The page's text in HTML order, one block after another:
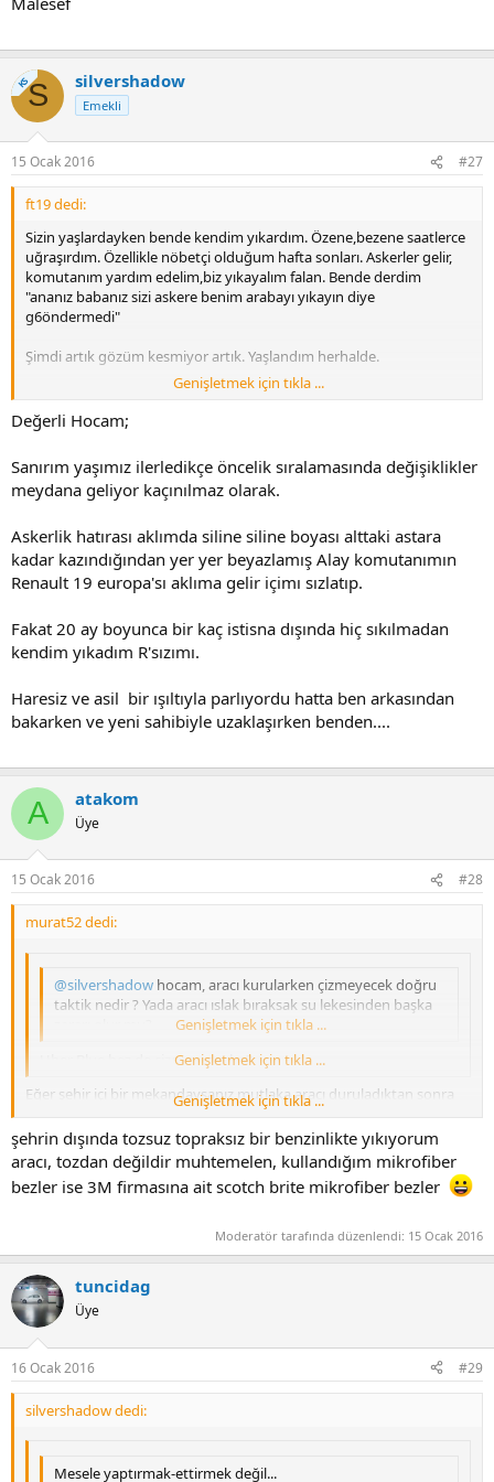
KSS silvershadow
Emekli
15 Ocak 2016 #27
ft19 dedi:
Sizin yaşlardayken bende kendim yıkardım. Özene,bezene saatlerce
uğraşırdım. Özellikle nöbetçi olduğum hafta sonları. Askerler gelir,
komutanım yardım edelim,biz yıkayalım falan. Bende derdim
"ananız babanız sizi askere benim arabayı yıkayın diye
g6öndermedi"
Şimdi artık gözüm kesmiyor artık. Yaşlandım herhalde.
Yinede içini kendim temizlerim,silerim. Dokundurtmam içine. Dışını
ise arada bir işin ehli yıkamacıya yıkatırım.
Genişletmek için tıkla ...
Değerli Hocam;
Sanırım yaşımız ilerledikçe öncelik sıralamasında değişiklikler
meydana geliyor kaçınılmaz olarak.
Askerlik hatırası aklımda siline siline boyası alttaki astara
kadar kazındığından yer yer beyazlamış Alay komutanımın
Renault 19 europa'sı aklıma gelir içimı sızlatıp.
Fakat 20 ay boyunca bir kaç istisna dışında hiç sıkılmadan
kendim yıkadım R'sızımı.
Haresiz ve asil bir ışıltıyla parlıyordu hatta ben arkasından
bakarken ve yeni sahibiyle uzaklaşırken benden....
A atakom
Üye
15 Ocak 2016 #28
murat52 dedi:
@silvershadow hocam, aracı kurularken çizmeyecek doğru
taktik nedir ? Yada aracı ıslak bıraksak su lekesinden başka
Genişletmek için tıkla ...
Uber Blue bez de çizer mi acaba?
Genişletmek için tıkla ...
Eğer şehir içi bir mekandaysanız mutlaka aracı duruladıktan sonra
üzerine toz inecektir, bunların vereceği zarar beze, uygulamaya göre
değişirmi diye Murat abi bizleri aydınlatacaktır.
Genişletmek için tıkla ...
şehrin dışında tozsuz topraksız bir benzinlikte yıkıyorum
aracı, tozdan değildir muhtemelen, kullandığım mikrofiber
bezler ise 3M firmasına ait scotch brite mikrofiber bezler
Moderatör tarafında düzenlendi: 15 Ocak 2016
tuncidag
Üye
16 Ocak 2016 #29
silvershadow dedi:
Mesele yaptırmak-ettirmek değil...